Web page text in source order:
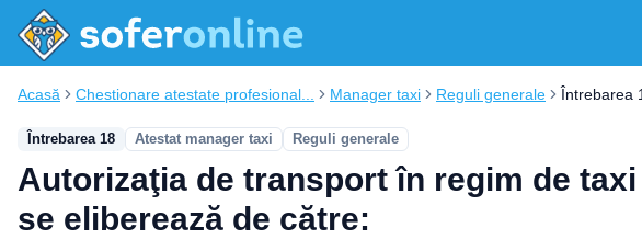
Acasă Chestionare atestate profesional... Manager taxi Reguli generale Întrebarea
Întrebarea 18 Atestat manager taxi Reguli generale
Autorizaţia de transport în regim de
se eliberează de către: